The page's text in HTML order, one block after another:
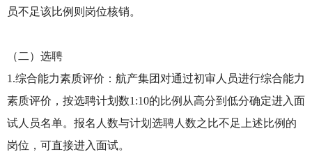
员不足该比例则岗位核销。
（二）选聘
1.综合能力素质评价：航产集团对通过初审人员进行综合能力
素质评价，按选聘计划数1:10的比例从高分到低分确定进入面
试人员名单。报名人数与计划选聘人数之比不足上述比例的
岗位，可直接进入面试。